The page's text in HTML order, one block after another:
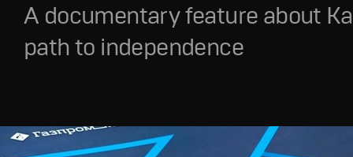
A documentary feature about
path to independence